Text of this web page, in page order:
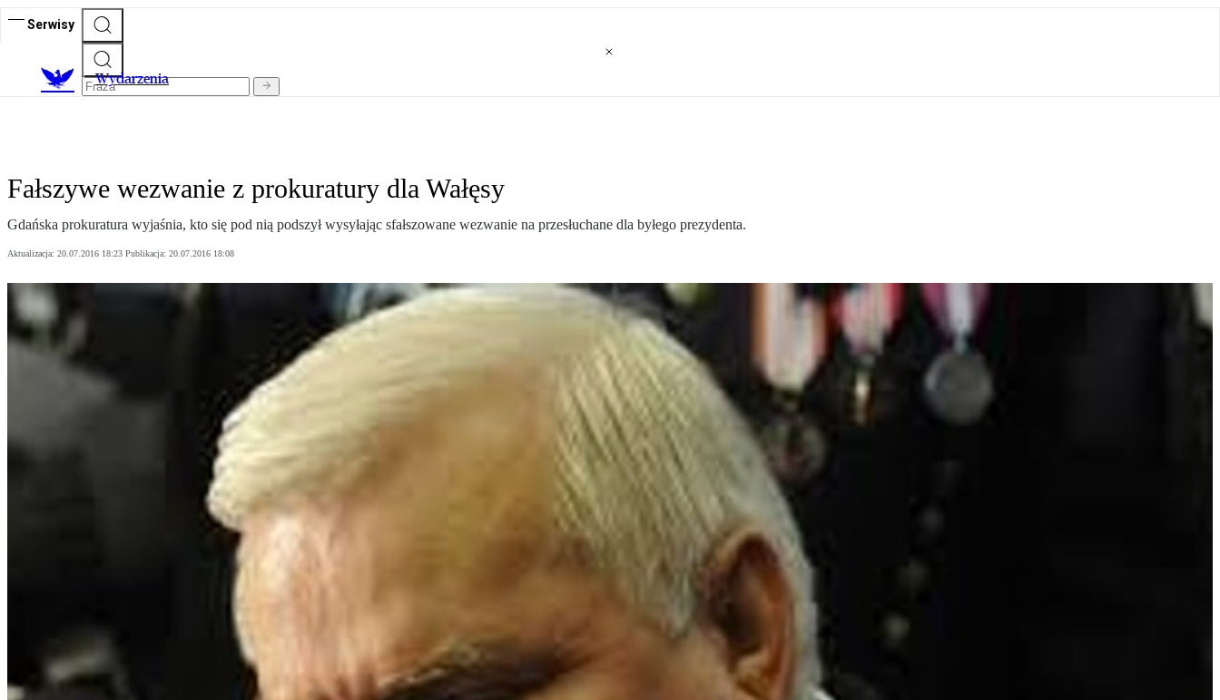
Serwisy
Wydarzenia
Fałszywe wezwanie z prokuratury dla Wałęsy
Gdańska prokuratura wyjaśnia, kto się pod nią podszył wysyłając sfałszowane wezwanie na przesłuchane dla byłego prezydenta.
Aktualizacja: 20.07.2016 18:23 Publikacja: 20.07.2016 18:08